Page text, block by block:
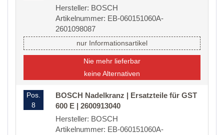
Hersteller: BOSCH
Artikelnummer: EB-060151060A-
2601098087
nur Informationsartikel
Nie mehr lieferbar
keine Alternativen
Pos.
8
BOSCH Nadelkranz | Ersatzteile für GST
600 E | 2600913040
Hersteller: BOSCH
Artikelnummer: EB-060151060A-